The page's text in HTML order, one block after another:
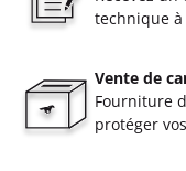
technique
Vente de
Fourniture
protéger